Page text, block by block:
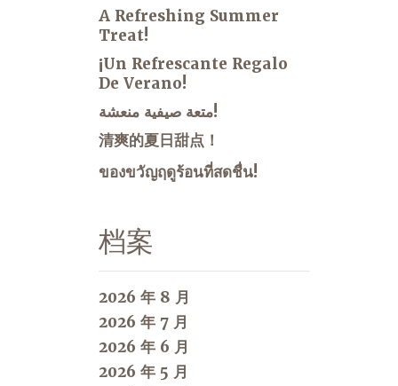
A Refreshing Summer
Treat!
¡Un Refrescante Regalo
De Verano!
متعة صيفية منعشة!
清爽的夏日甜点！
ของขวัญฤดูร้อนที่สดชื่น!
档案
2026 年 8 月
2026 年 7 月
2026 年 6 月
2026 年 5 月